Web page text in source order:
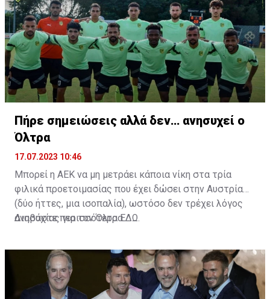
Πήρε σημειώσεις αλλά δεν… ανησυχεί ο
Όλτρα
17.07.2023 10:46
Μπορεί η ΑΕΚ να μη μετράει κάποια νίκη στα τρία
φιλικά προετοιμασίας που έχει δώσει στην Αυστρία
(δύο ήττες, μια ισοπαλία), ωστόσο δεν τρέχει λόγος
ανησυχίας για τον Όλτρα.
Διαβάστε περισσότεραΕΔΩ